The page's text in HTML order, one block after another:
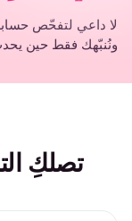
ونُنبّهك فقط حين
تصلكِ